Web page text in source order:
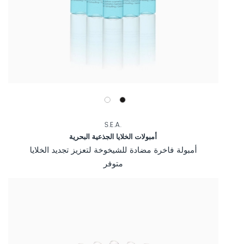
.S.E.A
أمبولات الخلايا الجذعية البحرية
أمبولة فاخرة مضادة للشيخوخة لتعزيز تجديد الخلايا
متوفر